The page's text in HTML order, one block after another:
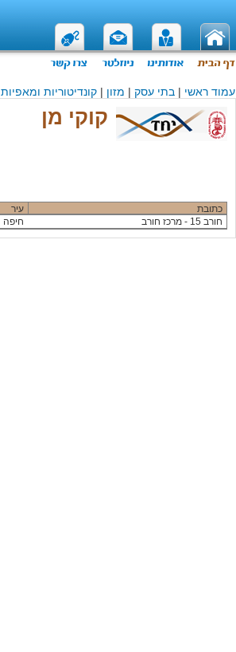
עמוד ראשי |בתי עסק | מזון |קונדיטוריות ומאפיות
קוקי מן
כתובת עיר
חורב 15 - מרכז חורב
חיפה